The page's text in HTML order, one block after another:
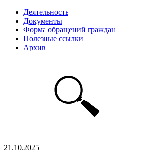
Деятельность
Документы
Форма обращений граждан
Полезные ссылки
Архив
21.10.2025